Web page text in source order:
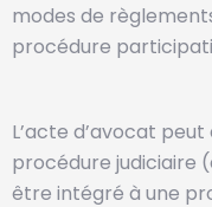
modes de
procédure
L’acte d’avocat
procédure judiciaire
être intégré à une